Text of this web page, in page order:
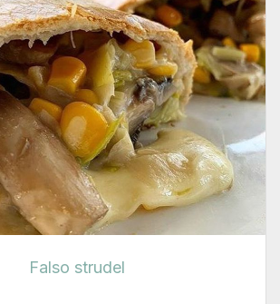
Falso strudel